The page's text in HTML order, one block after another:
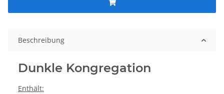
Beschreibung
Dunkle Kongregation
Enthält: